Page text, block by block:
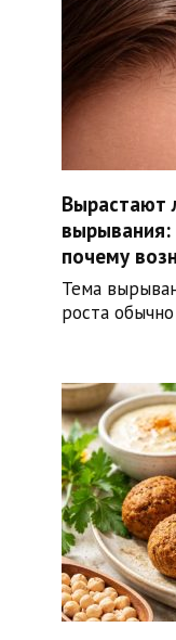
Вырастают
вырывания:
почему
Тема
роста обычно